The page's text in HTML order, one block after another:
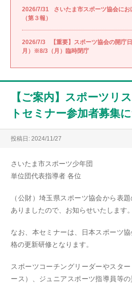
2026/7/31
さいたま市スポーツ協会に
（第３報）
2026/7/3
【重要】スポーツ協会の開庁
月）※8/3（月）臨時閉庁
【ご案内】スポーツリ
トセミナー参加者募集
投稿日: 2024/11/27
さいたま市スポーツ少年団
単位団代表指導者 各位
（公財）埼玉県スポーツ協会から表
ありましたので、お知らせいたします。
なお、本セミナーは、日本スポーツ
格の更新研修となります。
スポーツコーチングリーダーやスタ
ース）、ジュニアスポーツ指導員等